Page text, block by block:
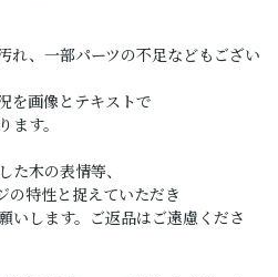
れ、一部パーツの不足などもござい
を画像とテキストで
す。
木の表情等、
特性と捉えていただき
します。ご返品はご遠慮くださ